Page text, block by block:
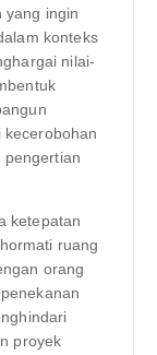
yang ingin
konteks
nilai-
pengertian
ketepatan
ruang
orang
proyek